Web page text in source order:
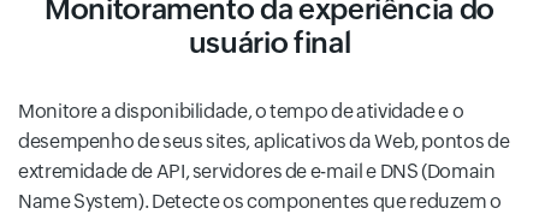
Monitoramento da experiência do
usuário final
Monitore a disponibilidade, o tempo de atividade e o
desempenho de seus sites, aplicativos da Web, pontos de
extremidade de API, servidores de e-mail e DNS (Domain
Name System). Detecte os componentes que reduzem o